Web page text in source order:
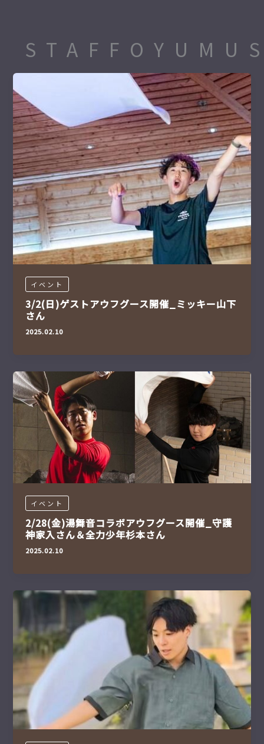
イベント
3/2(日)ゲストアウフグース開催_ミッキー山下
さん
2025.02.10
イベント
2/28(金)湯舞音コラボアウフグース開催_守護
神家入さん＆全力少年杉本さん
2025.02.10